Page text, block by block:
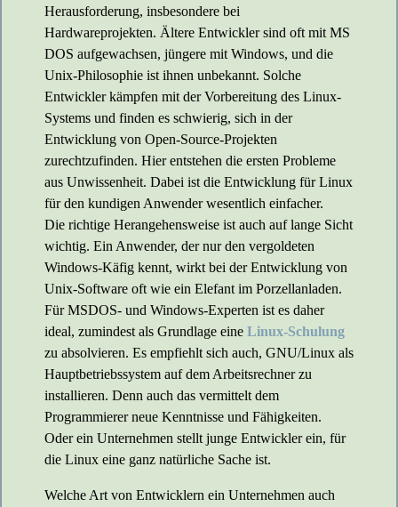
Herausforderung, insbesondere bei
Hardwareprojekten. Ältere Entwickler sind oft mit MS
DOS aufgewachsen, jüngere mit Windows, und die
Unix-Philosophie ist ihnen unbekannt. Solche
Entwickler kämpfen mit der Vorbereitung des Linux-
Systems und finden es schwierig, sich in der
Entwicklung von Open-Source-Projekten
zurechtzufinden. Hier entstehen die ersten Probleme
aus Unwissenheit. Dabei ist die Entwicklung für Linux
für den kundigen Anwender wesentlich einfacher.
Die richtige Herangehensweise ist auch auf lange Sicht
wichtig. Ein Anwender, der nur den vergoldeten
Windows-Käfig kennt, wirkt bei der Entwicklung von
Unix-Software oft wie ein Elefant im Porzellanladen.
Für MSDOS- und Windows-Experten ist es daher
ideal, zumindest als Grundlage eine Linux-Schulung
zu absolvieren. Es empfiehlt sich auch, GNU/Linux als
Hauptbetriebssystem auf dem Arbeitsrechner zu
installieren. Denn auch das vermittelt dem
Programmierer neue Kenntnisse und Fähigkeiten.
Oder ein Unternehmen stellt junge Entwickler ein, für
die Linux eine ganz natürliche Sache ist.
Welche Art von Entwicklern ein Unternehmen auch